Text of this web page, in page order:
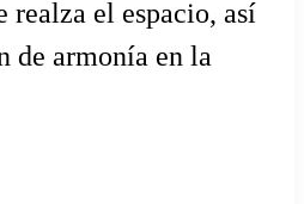
realza el espacio, así
de armonía en la